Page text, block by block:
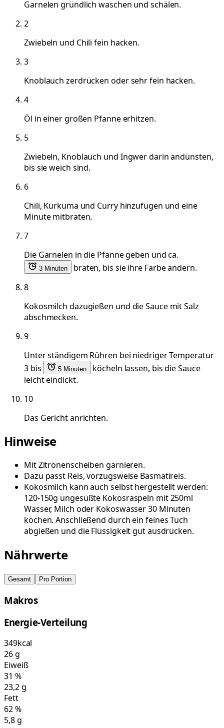
Garnelen gründlich waschen und schälen.
2
Zwiebeln und Chili fein hacken.
3
Knoblauch zerdrücken oder sehr fein hacken.
4
Öl in einer großen Pfanne erhitzen.
5
Zwiebeln, Knoblauch und Ingwer darin andünsten,
bis sie weich sind.
6
Chili, Kurkuma und Curry hinzufügen und eine
Minute mitbraten.
7
Die Garnelen in die Pfanne geben und ca.
3 Minuten
braten, bis sie ihre Farbe ändern.
8
Kokosmilch dazugießen und die Sauce mit Salz
abschmecken.
9
Unter ständigem Rühren bei niedriger Temperatur
3 bis
5 Minuten
köcheln lassen, bis die Sauce
leicht eindickt.
10
Das Gericht anrichten.
Hinweise
Mit Zitronenscheiben garnieren.
Dazu passt Reis, vorzugsweise Basmatireis.
Kokosmilch kann auch selbst hergestellt werden:
120-150g ungesüßte Kokosraspeln mit 250ml
Wasser, Milch oder Kokoswasser 30 Minuten
kochen. Anschließend durch ein feines Tuch
abgießen und die Flüssigkeit gut ausdrücken.
Nährwerte
Gesamt Pro Portion
Makros
Energie-Verteilung
349kcal
26g
Eiweiß
31 %
23,2g
Fett
62%
5,8g